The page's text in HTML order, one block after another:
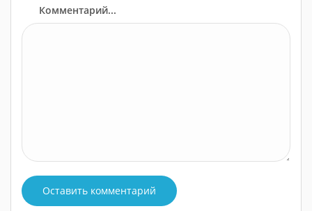
Комментарий...
Оставить комментарий